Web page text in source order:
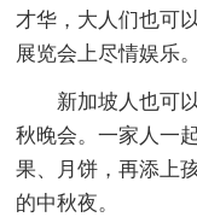
才华，大人们也可
展览会上尽情娱乐。
新加坡人也可
秋晚会。一家人一
果、月饼，再添上
的中秋夜。